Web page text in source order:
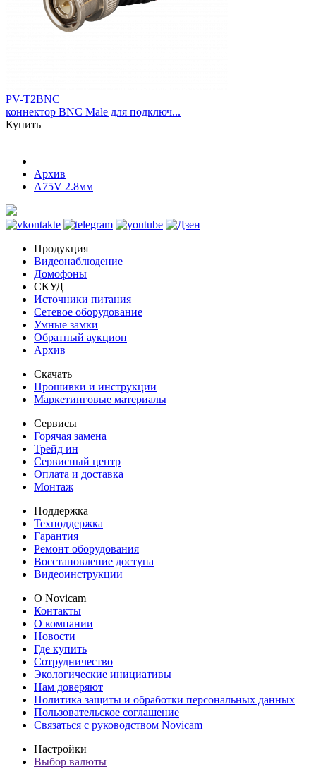
PV-T2BNC
коннектор BNC Male для подключ...
Купить
Архив
A75V 2.8мм
Продукция
Видеонаблюдение
Домофоны
СКУД
Источники питания
Сетевое оборудование
Умные замки
Обратный аукцион
Архив
Скачать
Прошивки и инструкции
Маркетинговые материалы
Сервисы
Горячая замена
Трейд ин
Сервисный центр
Оплата и доставка
Монтаж
Поддержка
Техподдержка
Гарантия
Ремонт оборудования
Восстановление доступа
Видеоинструкции
О Novicam
Контакты
О компании
Новости
Где купить
Сотрудничество
Экологические инициативы
Нам доверяют
Политика защиты и обработки персональных данных
Пользовательское соглашение
Связаться с руководством Novicam
Настройки
Выбор валюты